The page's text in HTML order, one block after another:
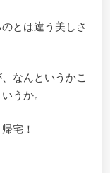
とは違う美しさ
なんというかこ
うか。
宅！